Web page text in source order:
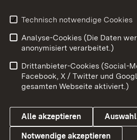
Impressum
Kontakt
Barrierefreiheit
Cookies
Technisch notwendige Cookies
Analyse-Cookies (Die Daten
anonymisiert verarbeitet.)
Drittanbieter-Cookies (Social-
Facebook, X / Twitter und
gesamten Webseite aktiviert.)
Alle akzeptieren
Notwendige akzeptieren